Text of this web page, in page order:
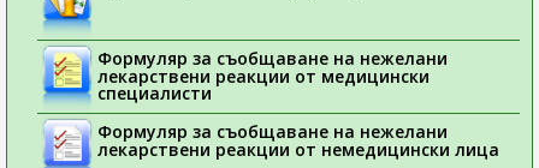
Формуляр за съобщаване на нежелани
лекарствени реакции от медицински
специалисти
Формуляр за съобщаване на нежелани
лекарствени реакции от немедицински лица